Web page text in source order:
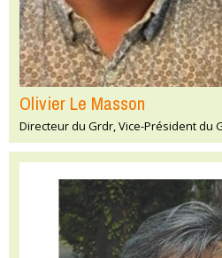
Olivier Le Masson
Directeur du Grdr, Vice-Président du